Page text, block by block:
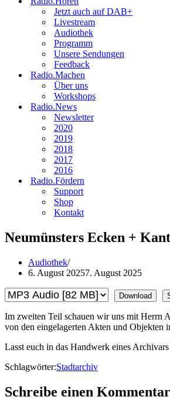
Jetzt auch auf DAB+
Livestream
Audiothek
Programm
Unsere Sendungen
Feedback
Radio.Machen
Über uns
Workshops
Radio.News
Newsletter
2020
2019
2018
2017
2016
Radio.Fördern
Support
Shop
Kontakt
Neumünsters Ecken +
Audiothek
6. August 20257. August 2025
Download
Im zweiten Teil schauen wir uns mit Herrn
von den eingelagerten Akten und Objekten
Lasst euch in das Handwerk eines
Schlagwörter:Stadtarchiv
Schreibe einen Kommentar